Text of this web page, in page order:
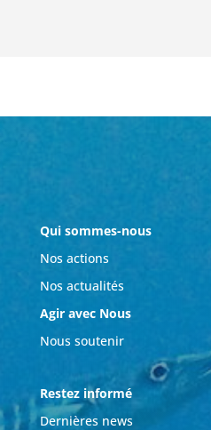
Qui sommes-nous
Nos actions
Nos actualités
Agir avec Nous
Nous soutenir
Restez informé
Dernières news